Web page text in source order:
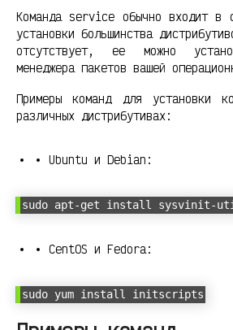
Команда service обычно входит в
установки большинства
отсутствует, ее можно
менеджера пакетов вашей
Примеры команд для установки
различных дистрибутивах:
Ubuntu и Debian:
sudo apt-get install sysvinit-
CentOS и Fedora:
sudo yum install initscripts